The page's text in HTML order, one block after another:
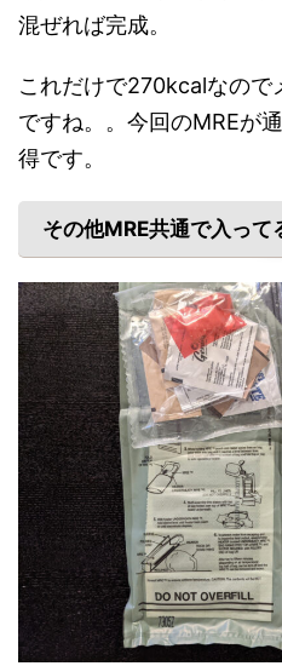
混ぜれば完成。
これだけで270kcalなので
ですね。。今回のMREが
得です。
その他MRE共通で入って